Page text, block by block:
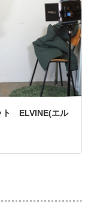
ト ELVINE(エル